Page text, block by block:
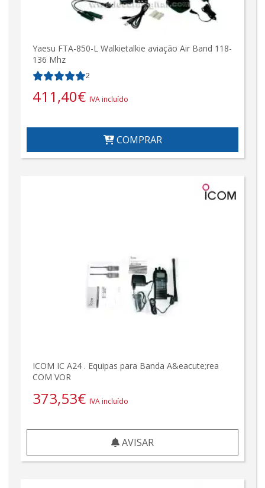
Yaesu FTA-850-L Walkietalkie aviação Air Band 118-
136 Mhz
2
411,40€ IVA incluído
COMPRAR
ICOM IC A24 . Equipas para Banda A&eacute;rea
COM VOR
373,53€ IVA incluído
AVISAR